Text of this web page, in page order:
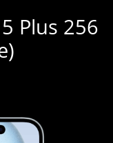
Plus 256